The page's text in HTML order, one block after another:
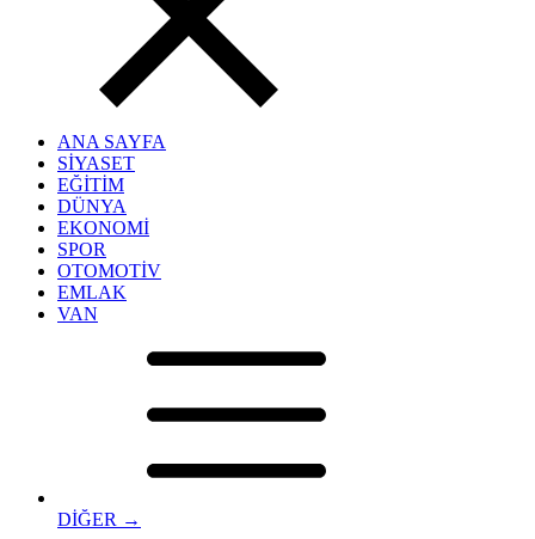
ANA SAYFA
SİYASET
EĞİTİM
DÜNYA
EKONOMİ
SPOR
OTOMOTİV
EMLAK
VAN
DİĞER →